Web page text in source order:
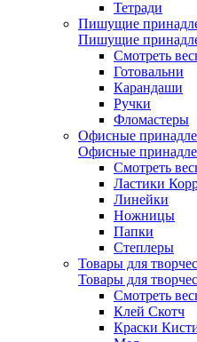
Тетради
Пишущие
Пишущие
Смотреть
Готовальни
Карандаши
Ручки
Фломастеры
Офисные
Офисные
Смотреть
Ластики
Линейки
Ножницы
Папки
Степлеры
Товары для
Товары для
Смотреть
Клей Скотч
Краски